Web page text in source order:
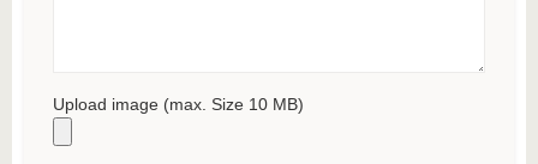
Upload image (max. Size 10 MB)